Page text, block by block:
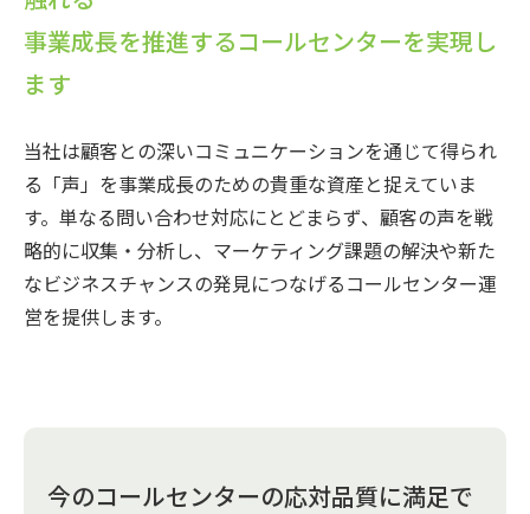
事業成長を推進するコールセンターを実現し
ます
当社は顧客との深いコミュニケーションを通じて得られ
る「声」を事業成長のための貴重な資産と捉えていま
す。単なる問い合わせ対応にとどまらず、顧客の声を戦
略的に収集・分析し、マーケティング課題の解決や新た
なビジネスチャンスの発見につなげるコールセンター運
営を提供します。
今のコールセンターの応対品質に満足で